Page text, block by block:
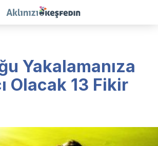
Yakalamanıza
Olacak 13 Fikir